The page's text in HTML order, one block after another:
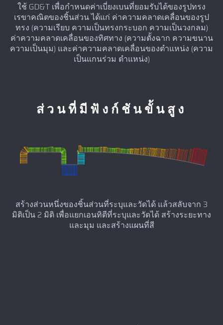
ใช้ GD&T เพื่อกำหนดค่าเบี่ยงเบนที่ยอมรับได้ของรูปทรง
เรขาคณิตของชิ้นส่วน ได้แก่ ค่าความคลาดเคลื่อนของรูป
ทรง (ความเรียบ ความเป็นทรงกระบอก ความเป็นวงกลม)
ค่าความคลาดเคลื่อนของทิศทาง (ความตั้งฉาก ความขนาน
ความเป็นมุม) และค่าความคลาดเคลื่อนของตำแหน่ง (ความ
เป็นแกนร่วม ตำแหน่ง)
ส่วนที่มีฟังก์ชันขั้นสูง
สร้างส่วนหนึ่งของชิ้นส่วนที่ระบุและวัดได้ แล้วสลับจาก 3
มิติเป็น 2 มิติ เพื่อแยกเอนทิตีที่ระบุและวัดได้ สร้างระยะทาง
และมุม และสร้างแผนที่สี